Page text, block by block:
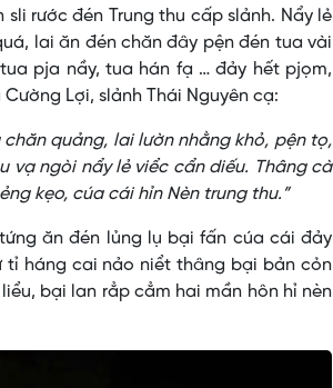
rước đén Trung thu cấp slảnh. Nẩy lẻ
lai ăn đén chăn đây pện đén tua vài
pja nầy, tua hán fạ … đảy hết pjọm,
Lợi, slảnh Thái Nguyên cạ:
quảng, lai lườn nhằng khỏ, pện tọ,
vạ ngòi nẩy lẻ viểc cẩn diếu. Thâng cà
kẹo, cúa cái hỉn Nèn trung thu.”
ăn đén lủng lụ bại fấn cúa cái đảy
tỉ háng cai nảo niểt thâng bại bản cỏn
bại lan rẳp cẳm hai mần hôn hỉ nèn